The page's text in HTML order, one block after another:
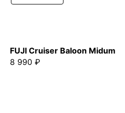
FUJI Cruiser Baloon Midum
8 990 ₽